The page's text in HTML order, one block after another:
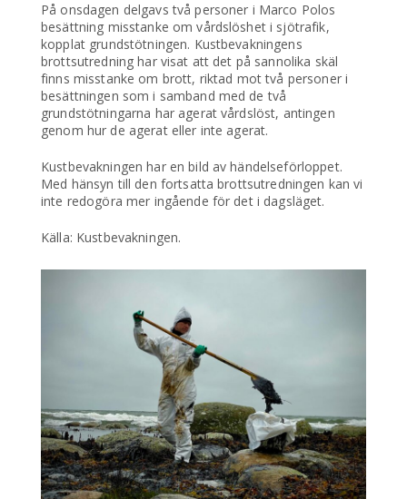
På onsdagen delgavs två personer i Marco Polos
besättning misstanke om vårdslöshet i sjötrafik,
kopplat grundstötningen. Kustbevakningens
brottsutredning har visat att det på sannolika skäl
finns misstanke om brott, riktad mot två personer i
besättningen som i samband med de två
grundstötningarna har agerat vårdslöst, antingen
genom hur de agerat eller inte agerat.
Kustbevakningen har en bild av händelseförloppet.
Med hänsyn till den fortsatta brottsutredningen kan vi
inte redogöra mer ingående för det i dagsläget.
Källa: Kustbevakningen.